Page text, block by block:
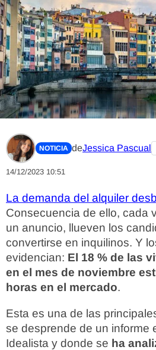
NOTICIA deJessica Pascual
14/12/2023 10:51
La demanda del alquiler
Consecuencia de ello, cada
un anuncio, llueven los
convertirse en inquilinos. Y
evidencian: El 18 % de las
en el mes de noviembre
horas en el mercado.
Esta es una de las
se desprende de un informe
Idealista y donde se ha